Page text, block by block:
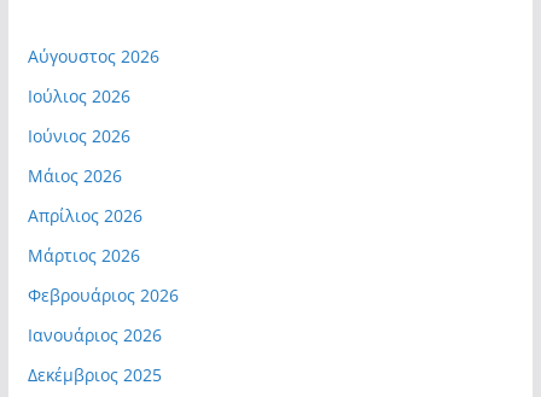
Αύγουστος 2026
Ιούλιος 2026
Ιούνιος 2026
Μάιος 2026
Απρίλιος 2026
Μάρτιος 2026
Φεβρουάριος 2026
Ιανουάριος 2026
Δεκέμβριος 2025